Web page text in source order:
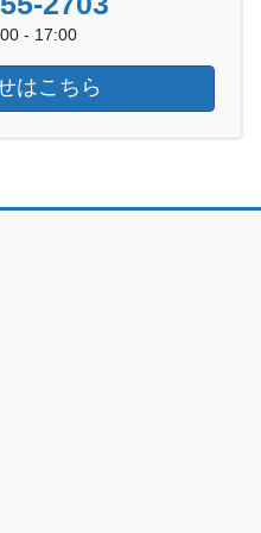
- 17:00
はこちら